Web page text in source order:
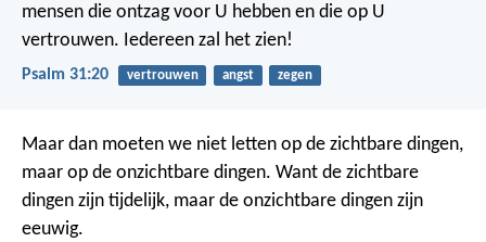
mensen die ontzag voor U hebben en die op U
vertrouwen. Iedereen zal het zien!
Psalm 31:20 vertrouwen angst zegen
Maar dan moeten we niet letten op de zichtbare dingen,
maar op de onzichtbare dingen. Want de zichtbare
dingen zijn tijdelijk, maar de onzichtbare dingen zijn
eeuwig.